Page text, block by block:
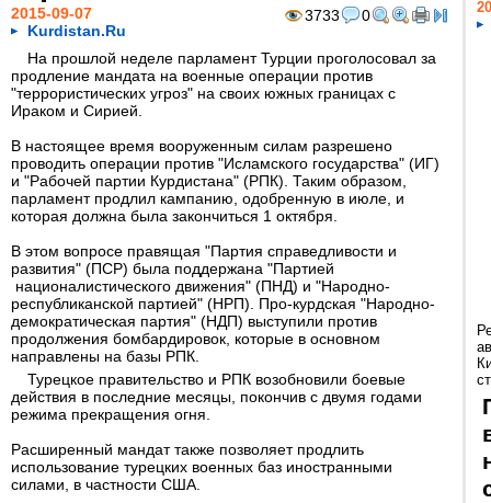
3733 0
2015-09-07
Kurdistan.Ru
На прошлой неделе парламент Турции проголосовал за
продление мандата на военные операции против
"террористических угроз" на своих южных границах с
Ираком и Сирией.
В настоящее время вооруженным силам разрешено
проводить операции против "Исламского государства" (ИГ)
и "Рабочей партии Курдистана" (РПК). Таким образом,
парламент продлил кампанию, одобренную в июле, и
которая должна была закончиться 1 октября.
В этом вопросе правящая "Партия справедливости и
развития" (ПСР) была поддержана "Партией
националистического движения" (ПНД) и "Народно-
республиканской партией" (HPП). Про-курдская "Народно-
демократическая партия" (НДП) выступили против
продолжения бомбардировок, которые в основном
направлены на базы РПК.
Турецкое правительство и РПК возобновили боевые
действия в последние месяцы, покончив с двумя годами
режима прекращения огня.
Расширенный мандат также позволяет продлить
использование турецких военных баз иностранными
силами, в частности США.